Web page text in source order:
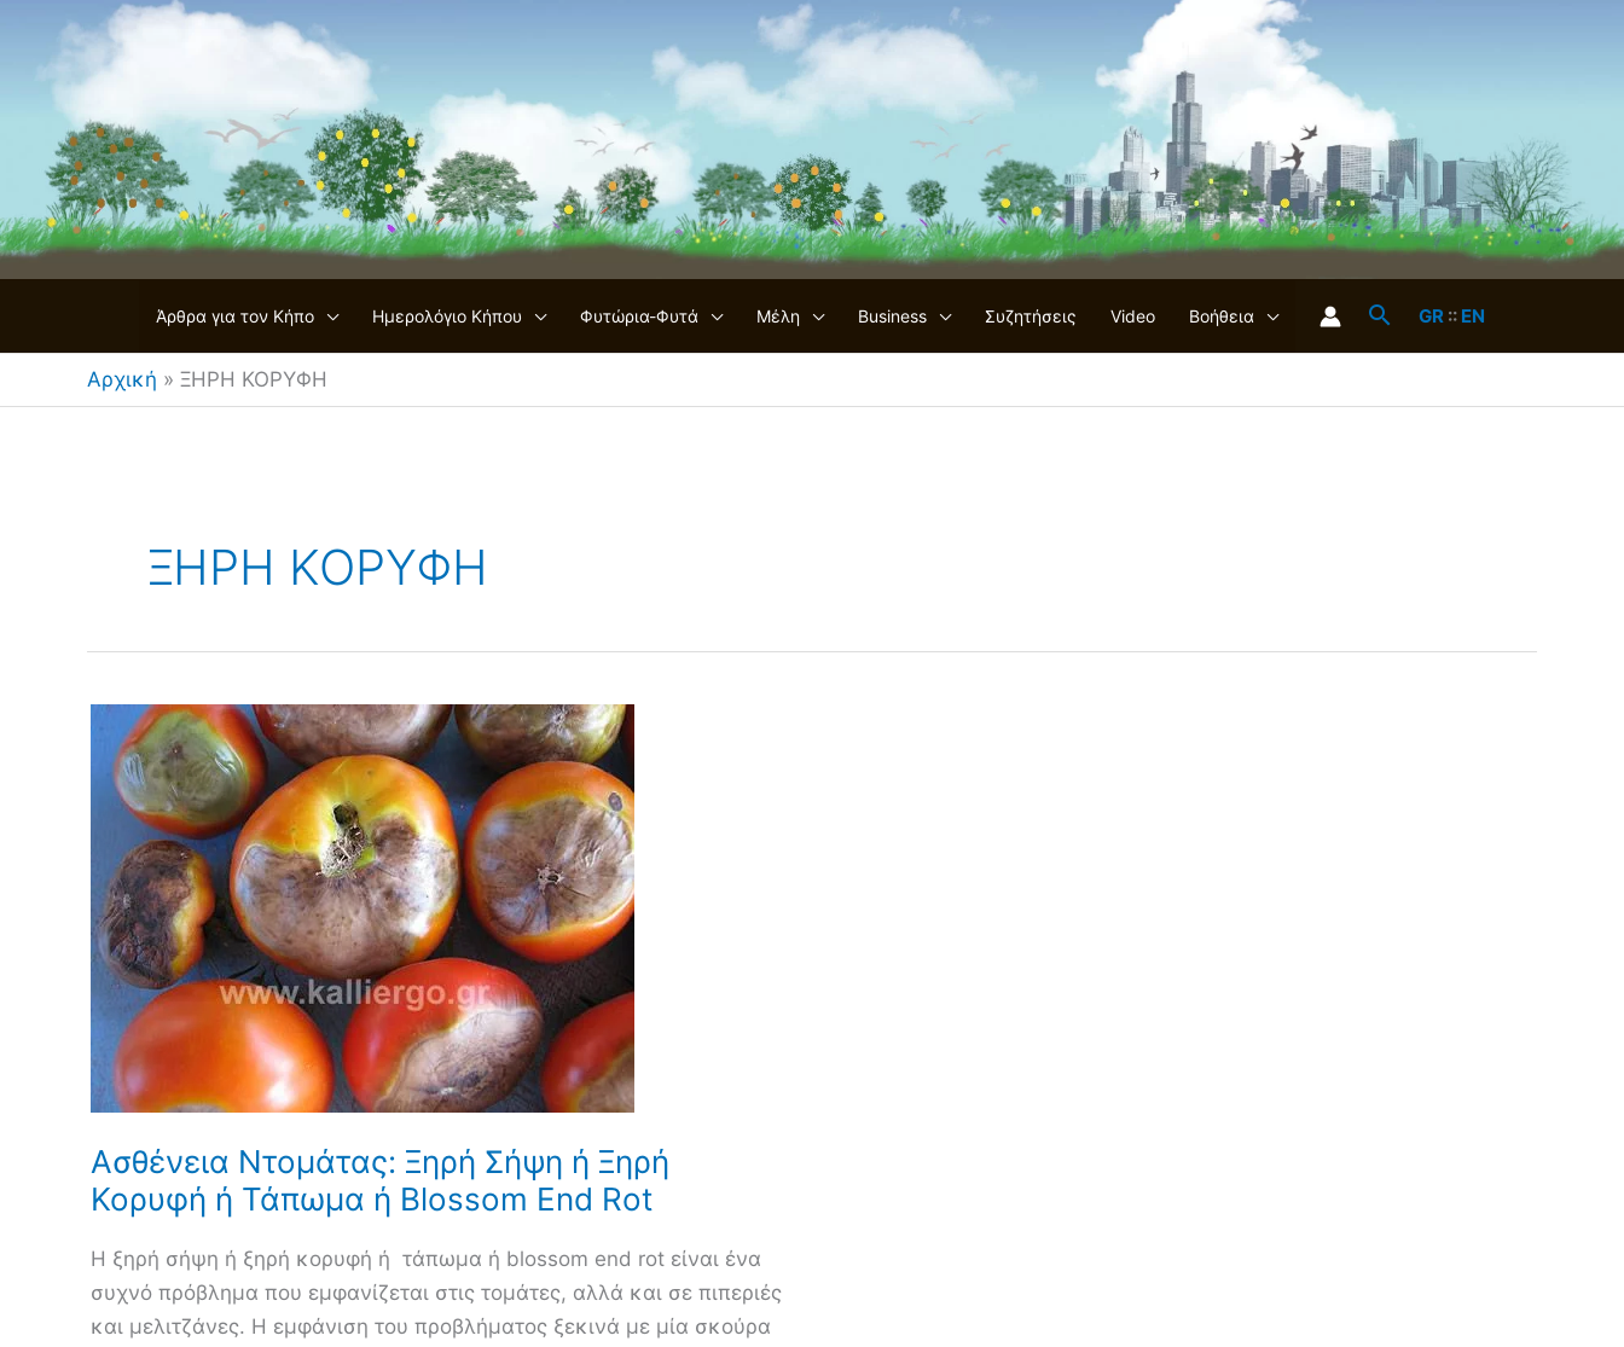
περιεχόμενο
Άρθρα για τον Κήπο Ημερολόγιο Κήπου Φυτώρια-Φυτά Μέλη Business Συζητήσεις Video Βοήθεια GR :: EN
Αρχική » ΞΗΡΗ ΚΟΡΥΦΗ
ΞΗΡΗ ΚΟΡΥΦΗ
Ασθένεια Ντομάτας: Ξηρή Σήψη ή Ξηρή
Κορυφή ή Τάπωμα ή Blossom End Rot
Η ξηρή σήψη ή ξηρή κορυφή ή τάπωμα ή blossom end rot είναι ένα
συχνό πρόβλημα που εμφανίζεται στις τομάτες, αλλά και σε πιπεριές
και μελιτζάνες. Η εμφάνιση του προβλήματος ξεκινά με μία σκούρα